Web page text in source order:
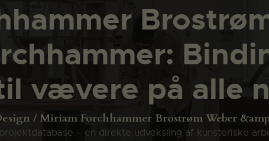
vævere på alle
Miriam Forchhammer Brostrøm Weber
– en direkte udveksling af kunsteriske
SVFK